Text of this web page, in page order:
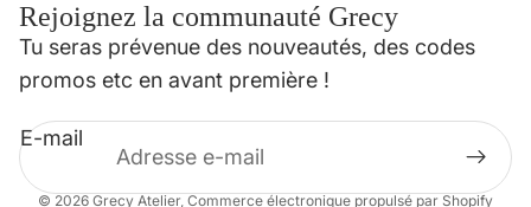
Rejoignez la communauté Grecy
Tu seras prévenue des nouveautés, des codes
promos etc en avant première !
E-mail
© 2026 Grecy Atelier, Commerce électronique propulsé par Shopify
Politique de confidentialité
Politique de remboursement
Mentions légales